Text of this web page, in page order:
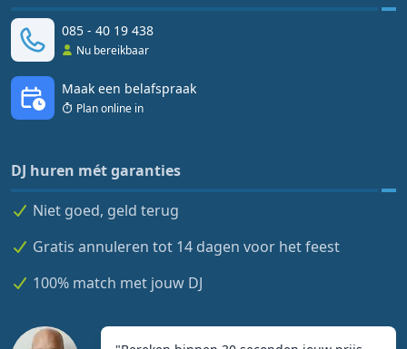
085 - 40 19 438
Nu bereikbaar
Maak een belafspraak
Plan online in
DJ huren mét garanties
Niet goed, geld terug
Gratis annuleren tot 14 dagen voor het feest
100% match met jouw DJ